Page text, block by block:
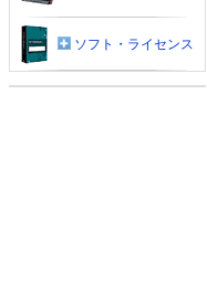
ソフト・ライセンス